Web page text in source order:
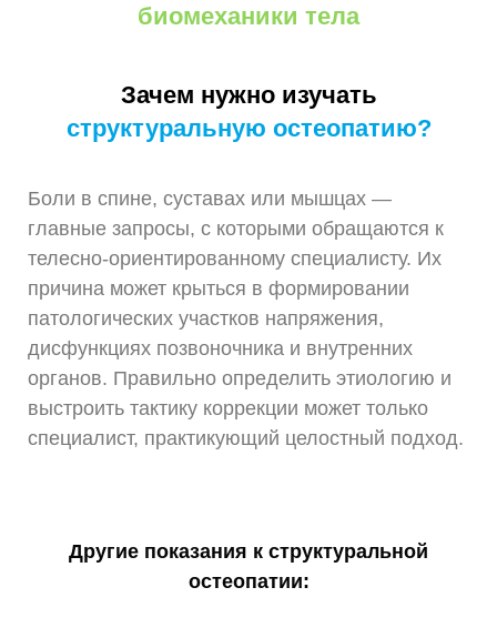
биомеханики тела
Зачем нужно изучать
структуральную остеопатию?
Боли в спине, суставах или мышцах —
главные запросы, с которыми обращаются к
телесно-ориентированному специалисту. Их
причина может крыться в формировании
патологических участков напряжения,
дисфункциях позвоночника и внутренних
органов. Правильно определить этиологию и
выстроить тактику коррекции может только
специалист, практикующий целостный подход.
Другие показания к структуральной
остеопатии: